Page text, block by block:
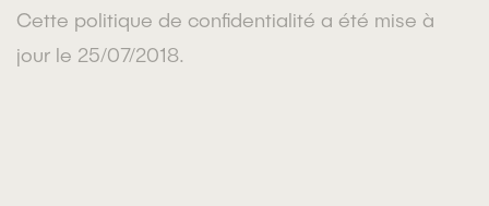
Cette politique de confidentialité a été mise à
jour le 25/07/2018.